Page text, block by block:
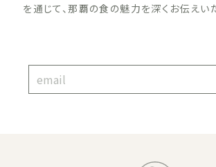
を通じて、那覇の食の魅力を深くお伝えい